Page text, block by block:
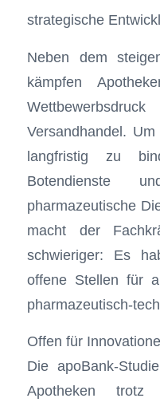
strategische
Neben dem
kämpfen
Versandhandel.
langfristig zu
Botendienste
pharmazeutische
macht der
schwieriger: Es
offene Stellen für
pharmazeutisch-
Offen für
Die apoBank-
Apotheken trotz